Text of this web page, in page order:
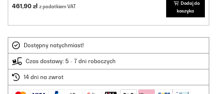
461,90 zł z podatkiem VAT
Dodaj do
koszyka
Dostępny natychmiast!
Czas dostawy: 5 - 7 dni roboczych
14 dni na zwrot